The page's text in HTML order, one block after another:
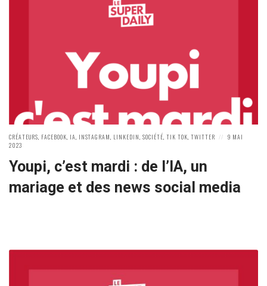
POSTED
IN:
CRÉATEURS, FACEBOOK, IA, INSTAGRAM, LINKEDIN,SOCIÉTÉ, TIK TOK, TWITTER
POSTED
9 MAI
2023
Youpi, c’est mardi : de l’IA, un
mariage et des news social media